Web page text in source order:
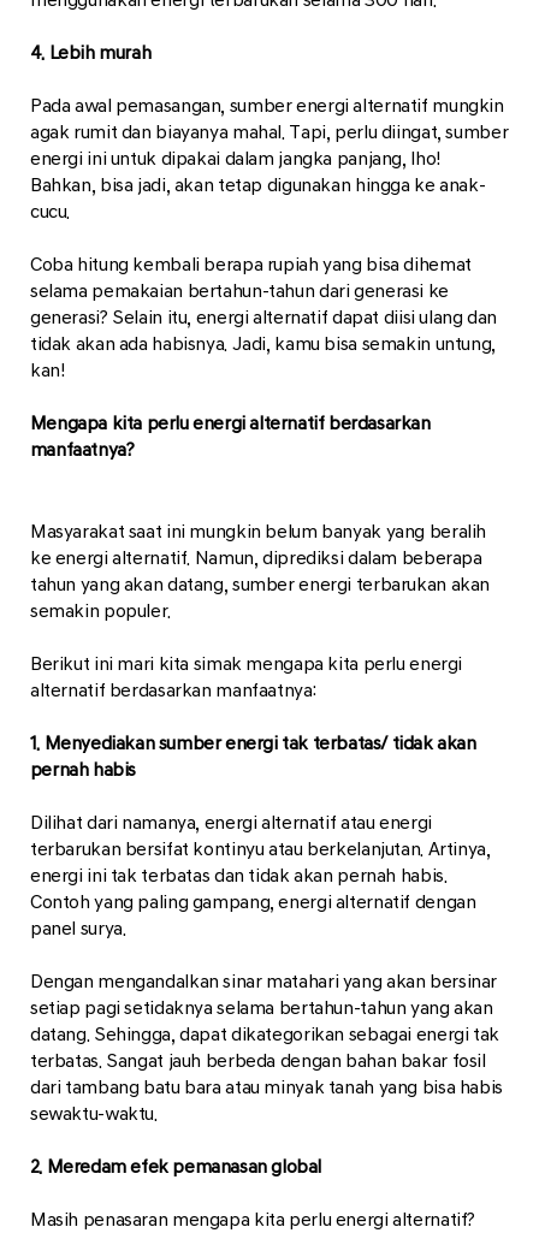
4. Lebih murah
Pada awal pemasangan, sumber energi alternatif mungkin
agak rumit dan biayanya mahal. Tapi, perlu diingat, sumber
energi ini untuk dipakai dalam jangka panjang, lho!
Bahkan, bisa jadi, akan tetap digunakan hingga ke anak-
cucu.
Coba hitung kembali berapa rupiah yang bisa dihemat
selama pemakaian bertahun-tahun dari generasi ke
generasi? Selain itu, energi alternatif dapat diisi ulang dan
tidak akan ada habisnya. Jadi, kamu bisa semakin untung,
kan!
Mengapa kita perlu energi alternatif berdasarkan
manfaatnya?
Masyarakat saat ini mungkin belum banyak yang beralih
ke energi alternatif. Namun, diprediksi dalam beberapa
tahun yang akan datang, sumber energi terbarukan akan
semakin populer.
Berikut ini mari kita simak mengapa kita perlu energi
alternatif berdasarkan manfaatnya:
1. Menyediakan sumber energi tak terbatas/ tidak akan
pernah habis
Dilihat dari namanya, energi alternatif atau energi
terbarukan bersifat kontinyu atau berkelanjutan. Artinya,
energi ini tak terbatas dan tidak akan pernah habis.
Contoh yang paling gampang, energi alternatif dengan
panel surya.
Dengan mengandalkan sinar matahari yang akan bersinar
setiap pagi setidaknya selama bertahun-tahun yang akan
datang. Sehingga, dapat dikategorikan sebagai energi tak
terbatas. Sangat jauh berbeda dengan bahan bakar fosil
dari tambang batu bara atau minyak tanah yang bisa habis
sewaktu-waktu.
2. Meredam efek pemanasan global
Masih penasaran mengapa kita perlu energi alternatif?